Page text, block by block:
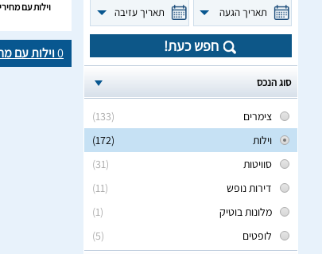
תאריך הגעה תאריך עזיבה
חפש כעת!
סוג הנכס
(133)
צימרים
(172)
וילות
(31)
סוויטות
(11)
דירות נופש
(1)
מלונות בוטיק
(5)
לופטים
וילות עם
0וילות עם